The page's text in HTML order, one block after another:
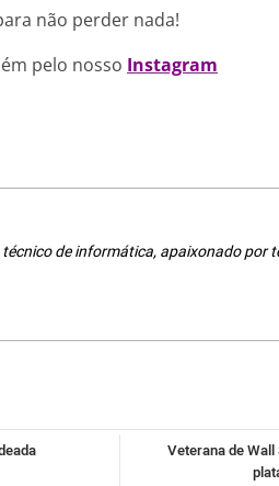
não perder nada!
pelo nosso Instagram
de informática, apaixonado por
Veterana de